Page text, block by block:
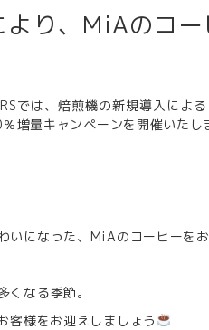
り、MiAのコ
では、焙煎機の新規導入によ
量キャンペーンを開催いたし
いになった、MiAのコーヒーを
くなる季節。
客様をお迎えしましょう